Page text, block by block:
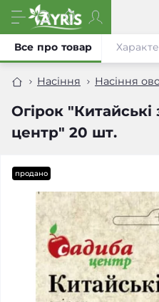
Насіння Насіння
Огірок
центр" 20 шт.
Все про товар
продано